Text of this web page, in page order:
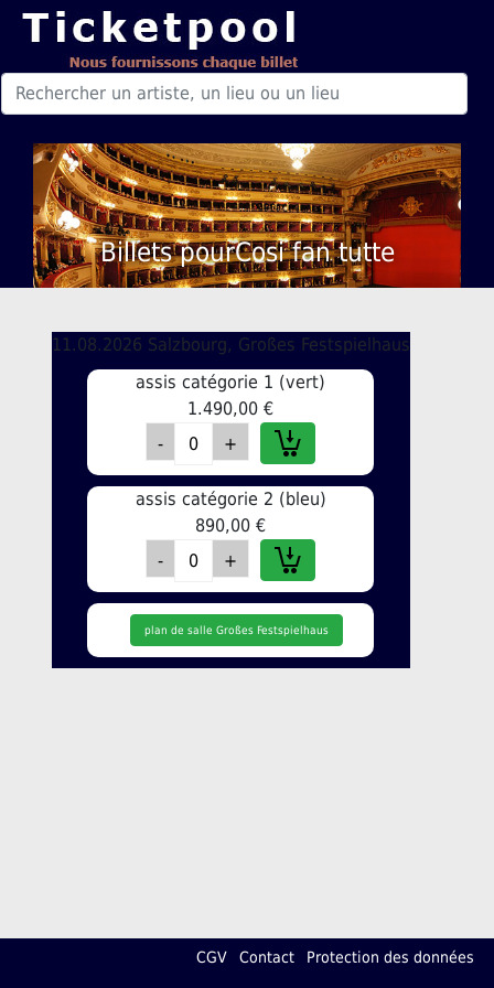
Billets pourCosi fan tutte
11.08.2026 Salzbourg, Großes Festspielhaus
assis catégorie 1 (vert)
1.490,00 €
assis catégorie 2 (bleu)
890,00 €
plan de salle Großes Festspielhaus
CGV Contact Protection des données